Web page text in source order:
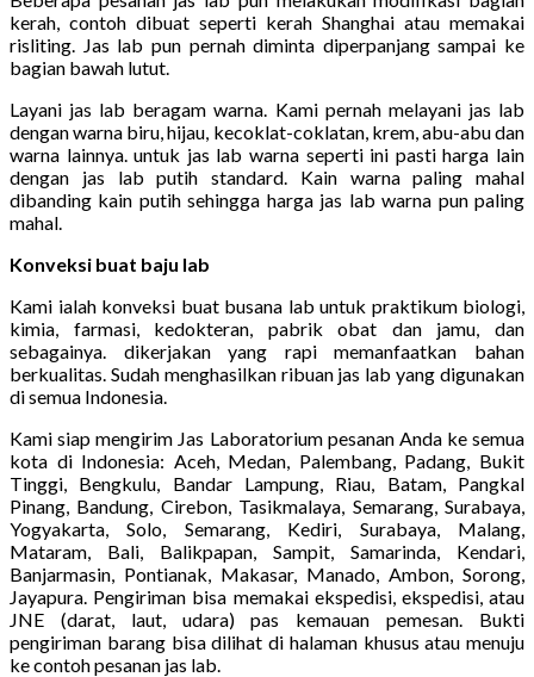
kerah, contoh dibuat seperti kerah Shanghai atau memakai
risliting. Jas lab pun pernah diminta diperpanjang sampai ke
bagian bawah lutut.
Layani jas lab beragam warna. Kami pernah melayani jas lab
dengan warna biru, hijau, kecoklat-coklatan, krem, abu-abu dan
warna lainnya. untuk jas lab warna seperti ini pasti harga lain
dengan jas lab putih standard. Kain warna paling mahal
dibanding kain putih sehingga harga jas lab warna pun paling
mahal.
Konveksi buat baju lab
Kami ialah konveksi buat busana lab untuk praktikum biologi,
kimia, farmasi, kedokteran, pabrik obat dan jamu, dan
sebagainya. dikerjakan yang rapi memanfaatkan bahan
berkualitas. Sudah menghasilkan ribuan jas lab yang digunakan
di semua Indonesia.
Kami siap mengirim Jas Laboratorium pesanan Anda ke semua
kota di Indonesia: Aceh, Medan, Palembang, Padang, Bukit
Tinggi, Bengkulu, Bandar Lampung, Riau, Batam, Pangkal
Pinang, Bandung, Cirebon, Tasikmalaya, Semarang, Surabaya,
Yogyakarta, Solo, Semarang, Kediri, Surabaya, Malang,
Mataram, Bali, Balikpapan, Sampit, Samarinda, Kendari,
Banjarmasin, Pontianak, Makasar, Manado, Ambon, Sorong,
Jayapura. Pengiriman bisa memakai ekspedisi, ekspedisi, atau
JNE (darat, laut, udara) pas kemauan pemesan. Bukti
pengiriman barang bisa dilihat di halaman khusus atau menuju
ke contoh pesanan jas lab.